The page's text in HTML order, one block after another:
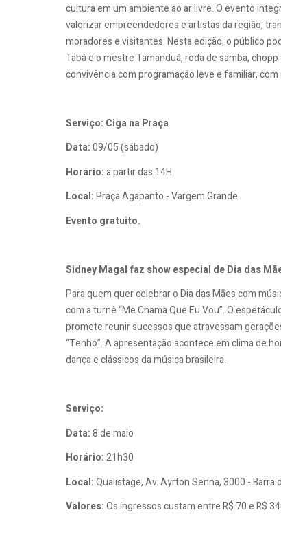
cultura em um ambiente ao ar livre. O evento
valorizar empreendedores e artistas da região,
moradores e visitantes. Nesta edição, o público
Tabá e o mestre Tamanduá, roda de samba,
convivência com programação leve e familiar,
Serviço: Ciga na Praça
Data:09/05 (sábado)
Horário:a partir das 14H
Local:Praça Agapanto - Vargem Grande
Evento gratuito.
Sidney Magal faz show especial de Dia das
Para quem quer celebrar o Dia das Mães com
com a turnê “Me Chama Que Eu Vou”. O
promete reunir sucessos que atravessam
“Tenho”. A apresentação acontece em clima de
dança e clássicos da música brasileira.
Serviço:
Data:8 de maio
Horário:21h30
Local:Qualistage, Av. Ayrton Senna, 3000 - Barra
Valores:Os ingressos custam entre R$ 70 e R$